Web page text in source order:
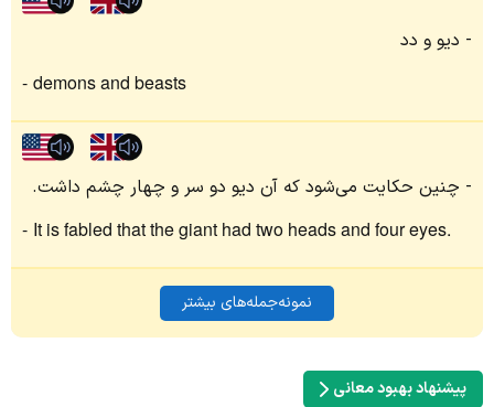
دیو و دد
demons and beasts
چنین حکایت می‌شود که آن دیو دو سر و چهار چشم داشت.
It is fabled that the giant had two heads and four eyes.
نمونه‌جمله‌های بیشتر
پیشنهاد بهبود معانی